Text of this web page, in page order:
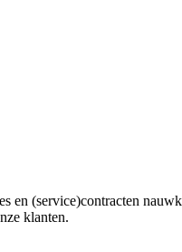
en (service)contracten
klanten.